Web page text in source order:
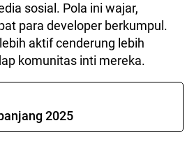
sosial. Pola ini wajar,
para developer berkumpul.
aktif cenderung lebih
komunitas inti mereka.
2025